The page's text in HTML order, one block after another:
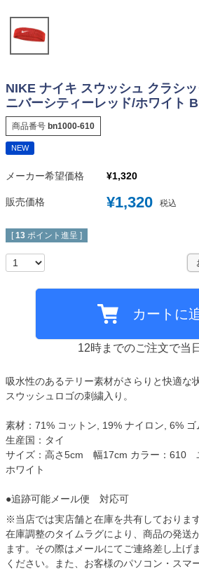
NIKE ナイキ スウッシュ クラシ
ニバーシティーレッド/ホワイト
商品番号 bn1000-610
NEW
メーカー希望価格 ¥1,320
販売価格 ¥1,320 税込
[ 13 ポイント進呈 ]
カートに
12時までのご注文で当
吸水性のあるテリー素材がさらりと快適な
スウッシュロゴの刺繍入り。
素材：71% コットン, 19% ナイロン, 6%
生産国：タイ
サイズ：高さ5cm 幅17cm カラー：610
ホワイト
●追跡可能メール便 対応可
※当店では実店舗と在庫を共有しておりま
在庫調整のタイムラグにより、商品の発送
ます。その際はメールにてご連絡差し上げ
ください。また、お客様のパソコン・スマ